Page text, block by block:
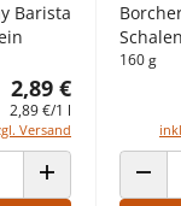
Barista
2,89 €
2,89 €/1 l
Versand
ANZAHL ERHÖHEN
Schalen
160 g